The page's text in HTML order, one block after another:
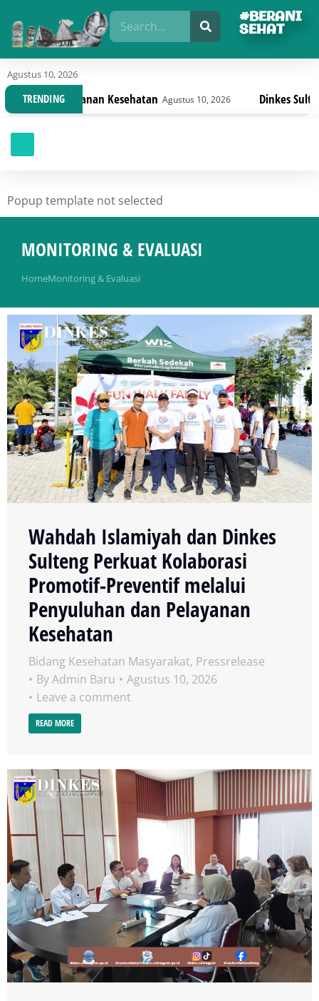
#BERANI
SEHAT
Agustus 10, 2026
TRENDING
Kesehatan Agustus 10, 2026 Dinkes Sulteng Bahas Draft
Popup template not selected
MONITORING & EVALUASI
You are here:
HomeMonitoring & Evaluasi
Wahdah Islamiyah dan Dinkes
Sulteng Perkuat Kolaborasi
Promotif-Preventif melalui
Penyuluhan dan Pelayanan
Kesehatan
Bidang Kesehatan Masyarakat, Pressrelease
ByAdmin Baru
Agustus 10, 2026
Leave a comment
READ MORE